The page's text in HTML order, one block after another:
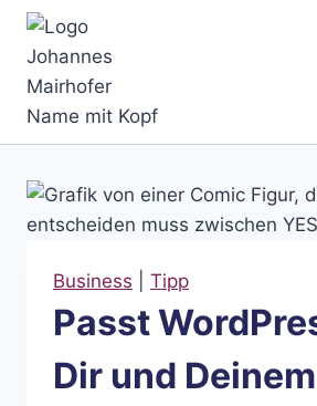
Zum
Inhalt
springen
Business Tipp
Passt
Dir und Deinem